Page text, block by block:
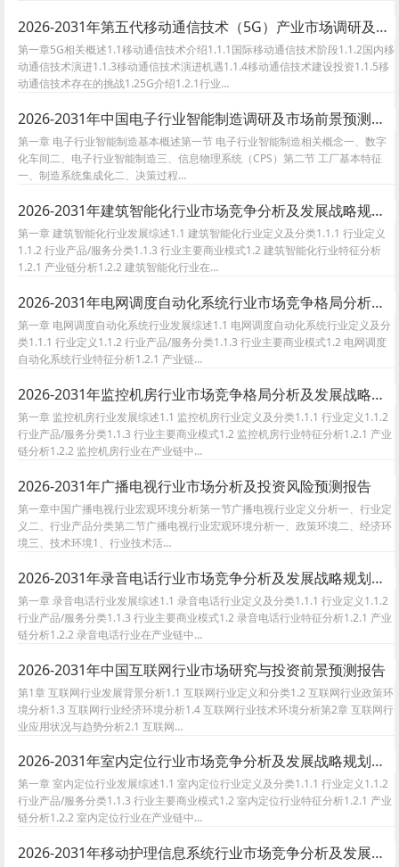
2026-2031年第五代移动通信技术（5G）产业市场调研及发展前景预测报告
第一章5G相关概述1.1移动通信技术介绍1.1.1国际移动通信技术阶段1.1.2国内移
动通信技术演进1.1.3移动通信技术演进机遇1.1.4移动通信技术建设投资1.1.5移
动通信技术存在的挑战1.25G介绍1.2.1行业…
2026-2031年中国电子行业智能制造调研及市场前景预测报告
第一章 电子行业智能制造基本概述第一节 电子行业智能制造相关概念一、数字
化车间二、电子行业智能制造三、信息物理系统（CPS）第二节 工厂基本特征
一、制造系统集成化二、决策过程…
2026-2031年建筑智能化行业市场竞争分析及发展战略规划报告
第一章 建筑智能化行业发展综述1.1 建筑智能化行业定义及分类1.1.1 行业定义
1.1.2 行业产品/服务分类1.1.3 行业主要商业模式1.2 建筑智能化行业特征分析
1.2.1 产业链分析1.2.2 建筑智能化行业在…
2026-2031年电网调度自动化系统行业市场竞争格局分析及发展战略规划报告
第一章 电网调度自动化系统行业发展综述1.1 电网调度自动化系统行业定义及分
类1.1.1 行业定义1.1.2 行业产品/服务分类1.1.3 行业主要商业模式1.2 电网调度
自动化系统行业特征分析1.2.1 产业链…
2026-2031年监控机房行业市场竞争格局分析及发展战略规划报告
第一章 监控机房行业发展综述1.1 监控机房行业定义及分类1.1.1 行业定义1.1.2
行业产品/服务分类1.1.3 行业主要商业模式1.2 监控机房行业特征分析1.2.1 产业
链分析1.2.2 监控机房行业在产业链中…
2026-2031年广播电视行业市场分析及投资风险预测报告
第一章中国广播电视行业宏观环境分析第一节广播电视行业定义分析一、行业定
义二、行业产品分类第二节广播电视行业宏观环境分析一、政策环境二、经济环
境三、技术环境1、行业技术活…
2026-2031年录音电话行业市场竞争分析及发展战略规划报告
第一章 录音电话行业发展综述1.1 录音电话行业定义及分类1.1.1 行业定义1.1.2
行业产品/服务分类1.1.3 行业主要商业模式1.2 录音电话行业特征分析1.2.1 产业
链分析1.2.2 录音电话行业在产业链中…
2026-2031年中国互联网行业市场研究与投资前景预测报告
第1章 互联网行业发展背景分析1.1 互联网行业定义和分类1.2 互联网行业政策环
境分析1.3 互联网行业经济环境分析1.4 互联网行业技术环境分析第2章 互联网行
业应用状况与趋势分析2.1 互联网…
2026-2031年室内定位行业市场竞争分析及发展战略规划报告
第一章 室内定位行业发展综述1.1 室内定位行业定义及分类1.1.1 行业定义1.1.2
行业产品/服务分类1.1.3 行业主要商业模式1.2 室内定位行业特征分析1.2.1 产业
链分析1.2.2 室内定位行业在产业链中…
2026-2031年移动护理信息系统行业市场竞争分析及发展战略规划报告